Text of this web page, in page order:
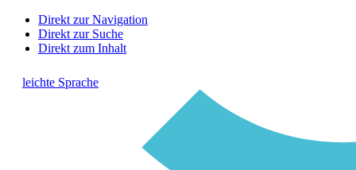
Direkt zur Navigation
Direkt zur Suche
Direkt zum Inhalt
leichte Sprache